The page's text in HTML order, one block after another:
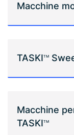
Macchine
TASKITM
Macchine
TASKITM